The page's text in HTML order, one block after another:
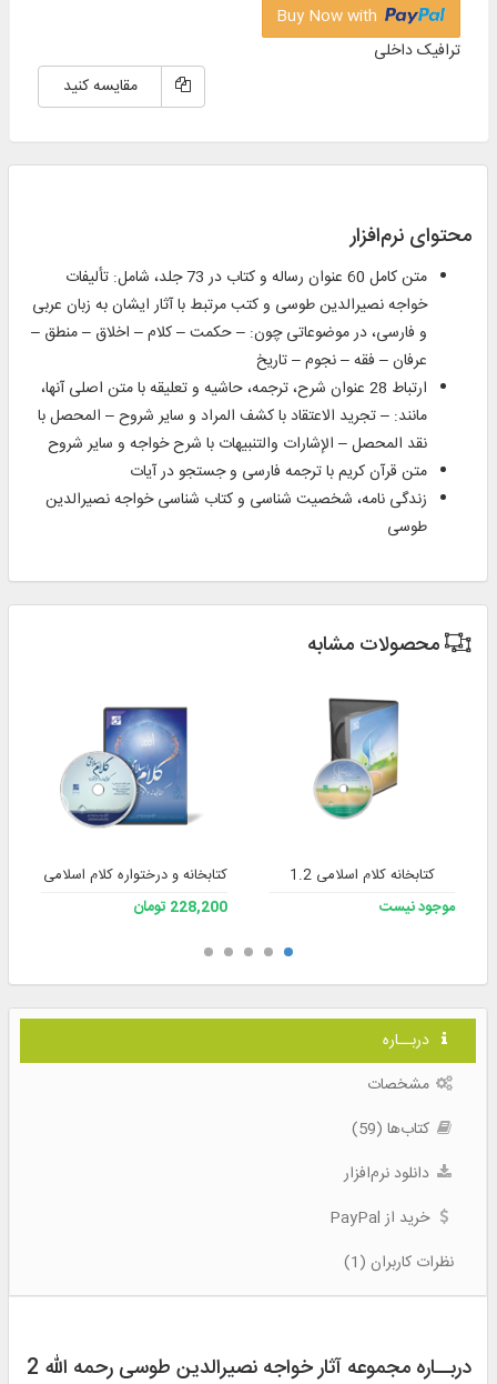
ترافیک داخلی
مقایسه کنید
محتوای نرم‌افزار
متن كامل 60 عنوان رساله و كتاب در 73 جلد، شامل: تألیفات
خواجه نصیرالدین طوسی و كتب مرتبط با آثار ایشان به زبان عربی
و فارسی، در موضوعاتی چون: – حكمت – كلام – اخلاق‌ – منطق –
عرفان – فقه – نجوم – تاریخ
ارتباط 28 عنوان شرح، ترجمه، حاشیه و تعلیقه با متن اصلی آنها،
مانند: – تجرید الاعتقاد با کشف المراد و سایر شروح – المحصل با
نقد المحصل – الإشارات والتنبیهات با شرح خواجه و سایر شروح
متن قرآن كریم با ترجمه فارسی و جستجو در آیات
زندگی ‌نامه، شخصیت‌ شناسی و كتاب‌ شناسی خواجه نصیرالدین
طوسی
محصولات مشابه
کتابخانه کلام اسلامی 1.2
موجود نیست
کتابخانه و درختواره کلام اسلامی 2
228,200 تومان
دربــاره
مشخصات
کتاب‌ها (59)
دانلود نرم‌افزار
خرید از PayPal
نظرات کاربران (1)
دربــاره مجموعه آثار خواجه نصیرالدین طوسی رحمه الله 2